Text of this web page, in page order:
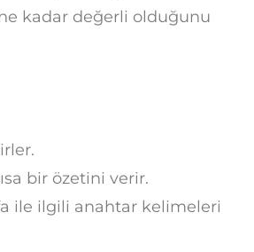
kadar değerli olduğunu
bir özetini verir.
ile ilgili anahtar kelimeleri